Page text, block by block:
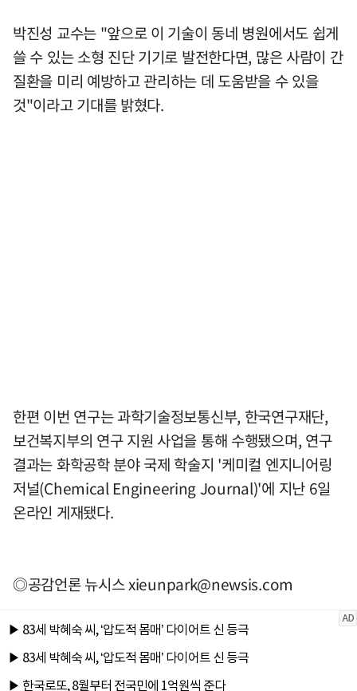
박진성 교수는 "앞으로 이 기술이 동네 병원에서도 쉽게
쓸 수 있는 소형 진단 기기로 발전한다면, 많은 사람이 간
질환을 미리 예방하고 관리하는 데 도움받을 수 있을
것"이라고 기대를 밝혔다.
한편 이번 연구는 과학기술정보통신부, 한국연구재단,
보건복지부의 연구 지원 사업을 통해 수행됐으며, 연구
결과는 화학공학 분야 국제 학술지 '케미컬 엔지니어링
저널(Chemical Engineering Journal)'에 지난 6일
온라인 게재됐다.
◎공감언론 뉴시스xieunpark@newsis.com